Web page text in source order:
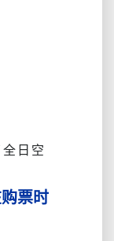
日空
票时